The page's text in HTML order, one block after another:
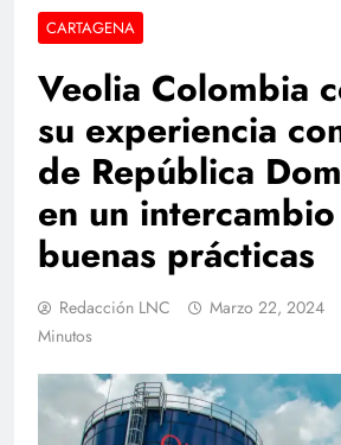
CARTAGENA
Veolia Colombia
su experiencia
de República
en un
buenas prácticas
Redacción LNC Marzo 22, 2024
Minutos